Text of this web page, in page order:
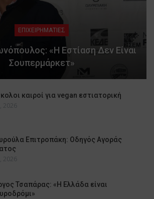
ΕΠΙΧΕΙΡΗΜΑΤΙΕΣ
«Η Εστίαση Δεν Είναι
Σουπερμάρκετ»
καιροί για vegan εστιατορική
2026
Επιτροπάκη: Οδηγός Αγοράς
2026
Τσαπάρας: «Η Ελλάδα είναι